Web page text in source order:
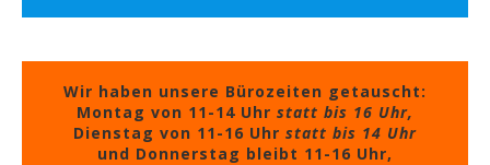
Wir haben unsere Bürozeiten getauscht:
Montag von 11-14 Uhr statt bis 16 Uhr,
Dienstag von 11-16 Uhr statt bis 14 Uhr
und Donnerstag bleibt 11-16 Uhr,